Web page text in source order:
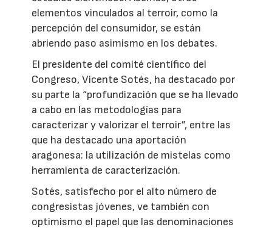
elementos vinculados al terroir, como la
percepción del consumidor, se están
abriendo paso asimismo en los debates.
El presidente del comité científico del
Congreso, Vicente Sotés, ha destacado por
su parte la “profundización que se ha llevado
a cabo en las metodologías para
caracterizar y valorizar el terroir”, entre las
que ha destacado una aportación
aragonesa: la utilización de mistelas como
herramienta de caracterización.
Sotés, satisfecho por el alto número de
congresistas jóvenes, ve también con
optimismo el papel que las denominaciones